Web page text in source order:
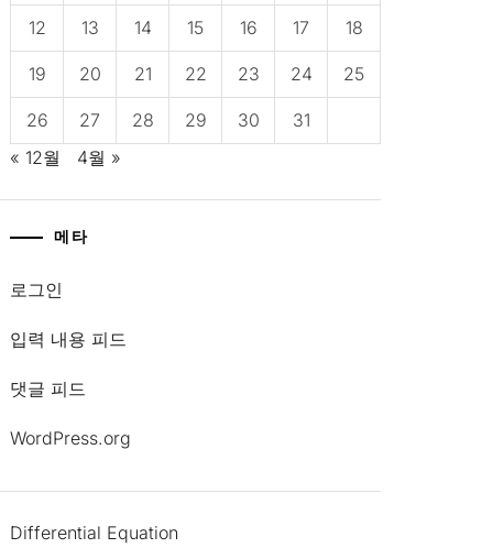
12 13 14 15 16 17 18
19 20 21 22 23 24 25
26 27 28 29 30
31
« 12월
4월 »
메타
로그인
입력 내용 피드
댓글 피드
WordPress.org
Differential Equation